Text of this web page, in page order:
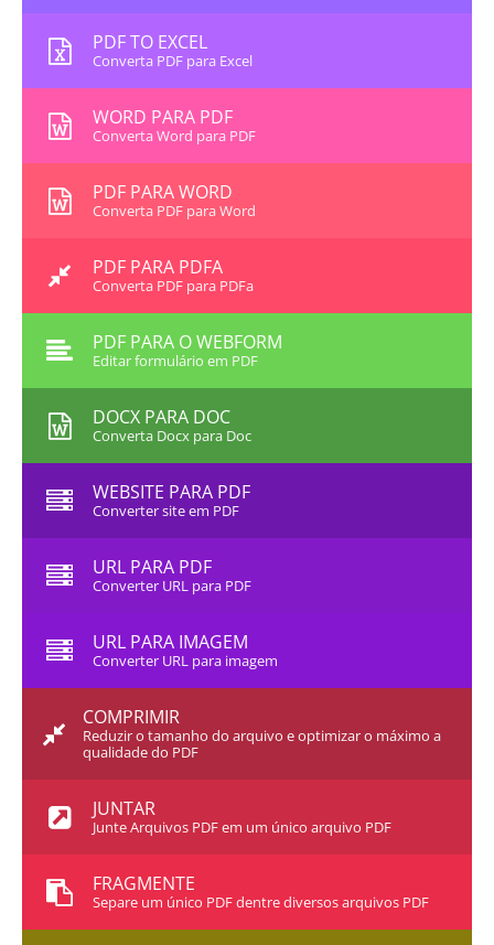
PDF TO EXCEL
Converta PDF para Excel
WORD PARA PDF
Converta Word para PDF
PDF PARA WORD
Converta PDF para Word
PDF PARA PDFA
Converta PDF para PDFa
PDF PARA O WEBFORM
Editar formulário em PDF
DOCX PARA DOC
Converta Docx para Doc
WEBSITE PARA PDF
Converter site em PDF
URL PARA PDF
Converter URL para PDF
URL PARA IMAGEM
Converter URL para imagem
COMPRIMIR
Reduzir o tamanho do arquivo e optimizar o máximo a
qualidade do PDF
JUNTAR
Junte Arquivos PDF em um único arquivo PDF
FRAGMENTE
Separe um único PDF dentre diversos arquivos PDF